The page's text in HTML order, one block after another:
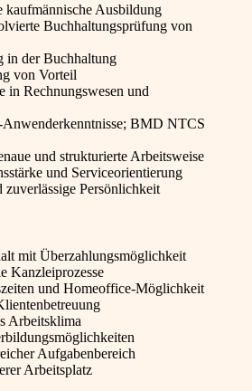
kaufmännische Ausbildung
Buchhaltungsprüfung von
in der Buchhaltung
von Vorteil
in Rechnungswesen und
BMD NTCS
und strukturierte Arbeitsweise
und Serviceorientierung
zuverlässige Persönlichkeit
mit Überzahlungsmöglichkeit
Kanzleiprozesse
und Homeoffice-Möglichkeit
Arbeitsklima
Aufgabenbereich
Arbeitsplatz